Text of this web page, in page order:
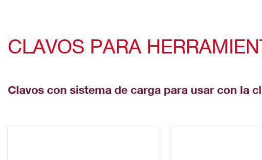
CLAVOS PARA
Clavos con sistema de carga para usar con la